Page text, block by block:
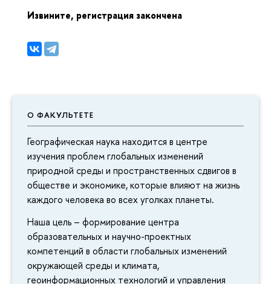
О ФАКУЛЬТЕТЕ
Географическая наука находится в центре
изучения проблем глобальных изменений
природной среды и пространственных сдвиго
обществе и экономике, которые влияют на жизнь
каждого человека во всех уголках планеты.
Наша цель – формирование центра
образовательных и научно-проектных
компетенций в области глобальных изменений
окружающей среды и климата,
еоинформационных технологий и управления
Извините, регистрация закончена